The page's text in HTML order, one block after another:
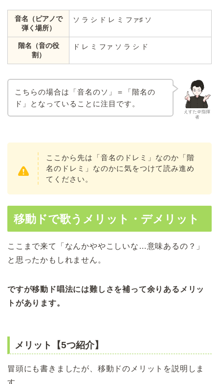
音名（ピアノで
弾く場所）
ソ ラ シ ド レ ミ ファ♯ ソ
階名（音の役
割）
ド レ ミ ファ ソ ラ シ ド
えすた＠指揮
者
こちらの場合は「音名のソ」＝「階名の
ド」となっていることに注目です。
ここから先は「音名のドレミ」なのか「階
名のドレミ」なのかに気をつけて読み進め
てください。
移動ドで歌うメリット・デメリット
ここまで来て「なんかややこしいな…意味あるの？」
と思ったかもしれません。
ですが移動ド唱法には難しさを補って余りあるメリッ
トがあります。
メリット【5つ紹介】
冒頭にも書きましたが、移動ドのメリットを説明しま